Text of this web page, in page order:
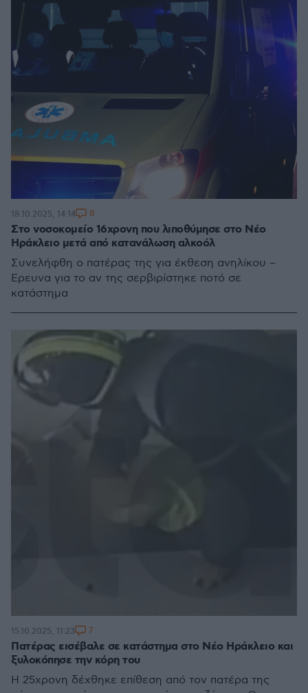
Στο νοσοκομείο 16χρονη που λιποθύμησε στο Νέο
Ηράκλειο μετά από κατανάλωση αλκοόλ
Συνελήφθη ο πατέρας της για έκθεση ανηλίκου –
Έρευνα για το αν της σερβιρίστηκε ποτό σε
κατάστημα
18.10.2025, 14:14 8
Πατέρας εισέβαλε σε κατάστημα στο Νέο Ηράκλειο και
ξυλοκόπησε την κόρη του
Η 25χρονη δέχθηκε επίθεση από τον πατέρα της
15.10.2025, 11:23 7